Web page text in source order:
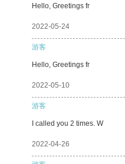
Hello, Greetings fr
2022-05-24
游客
Hello, Greetings fr
2022-05-10
游客
I called you 2 times. W
2022-04-26